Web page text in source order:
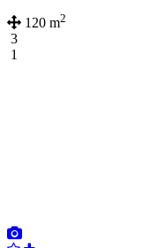
120 m2
3
1